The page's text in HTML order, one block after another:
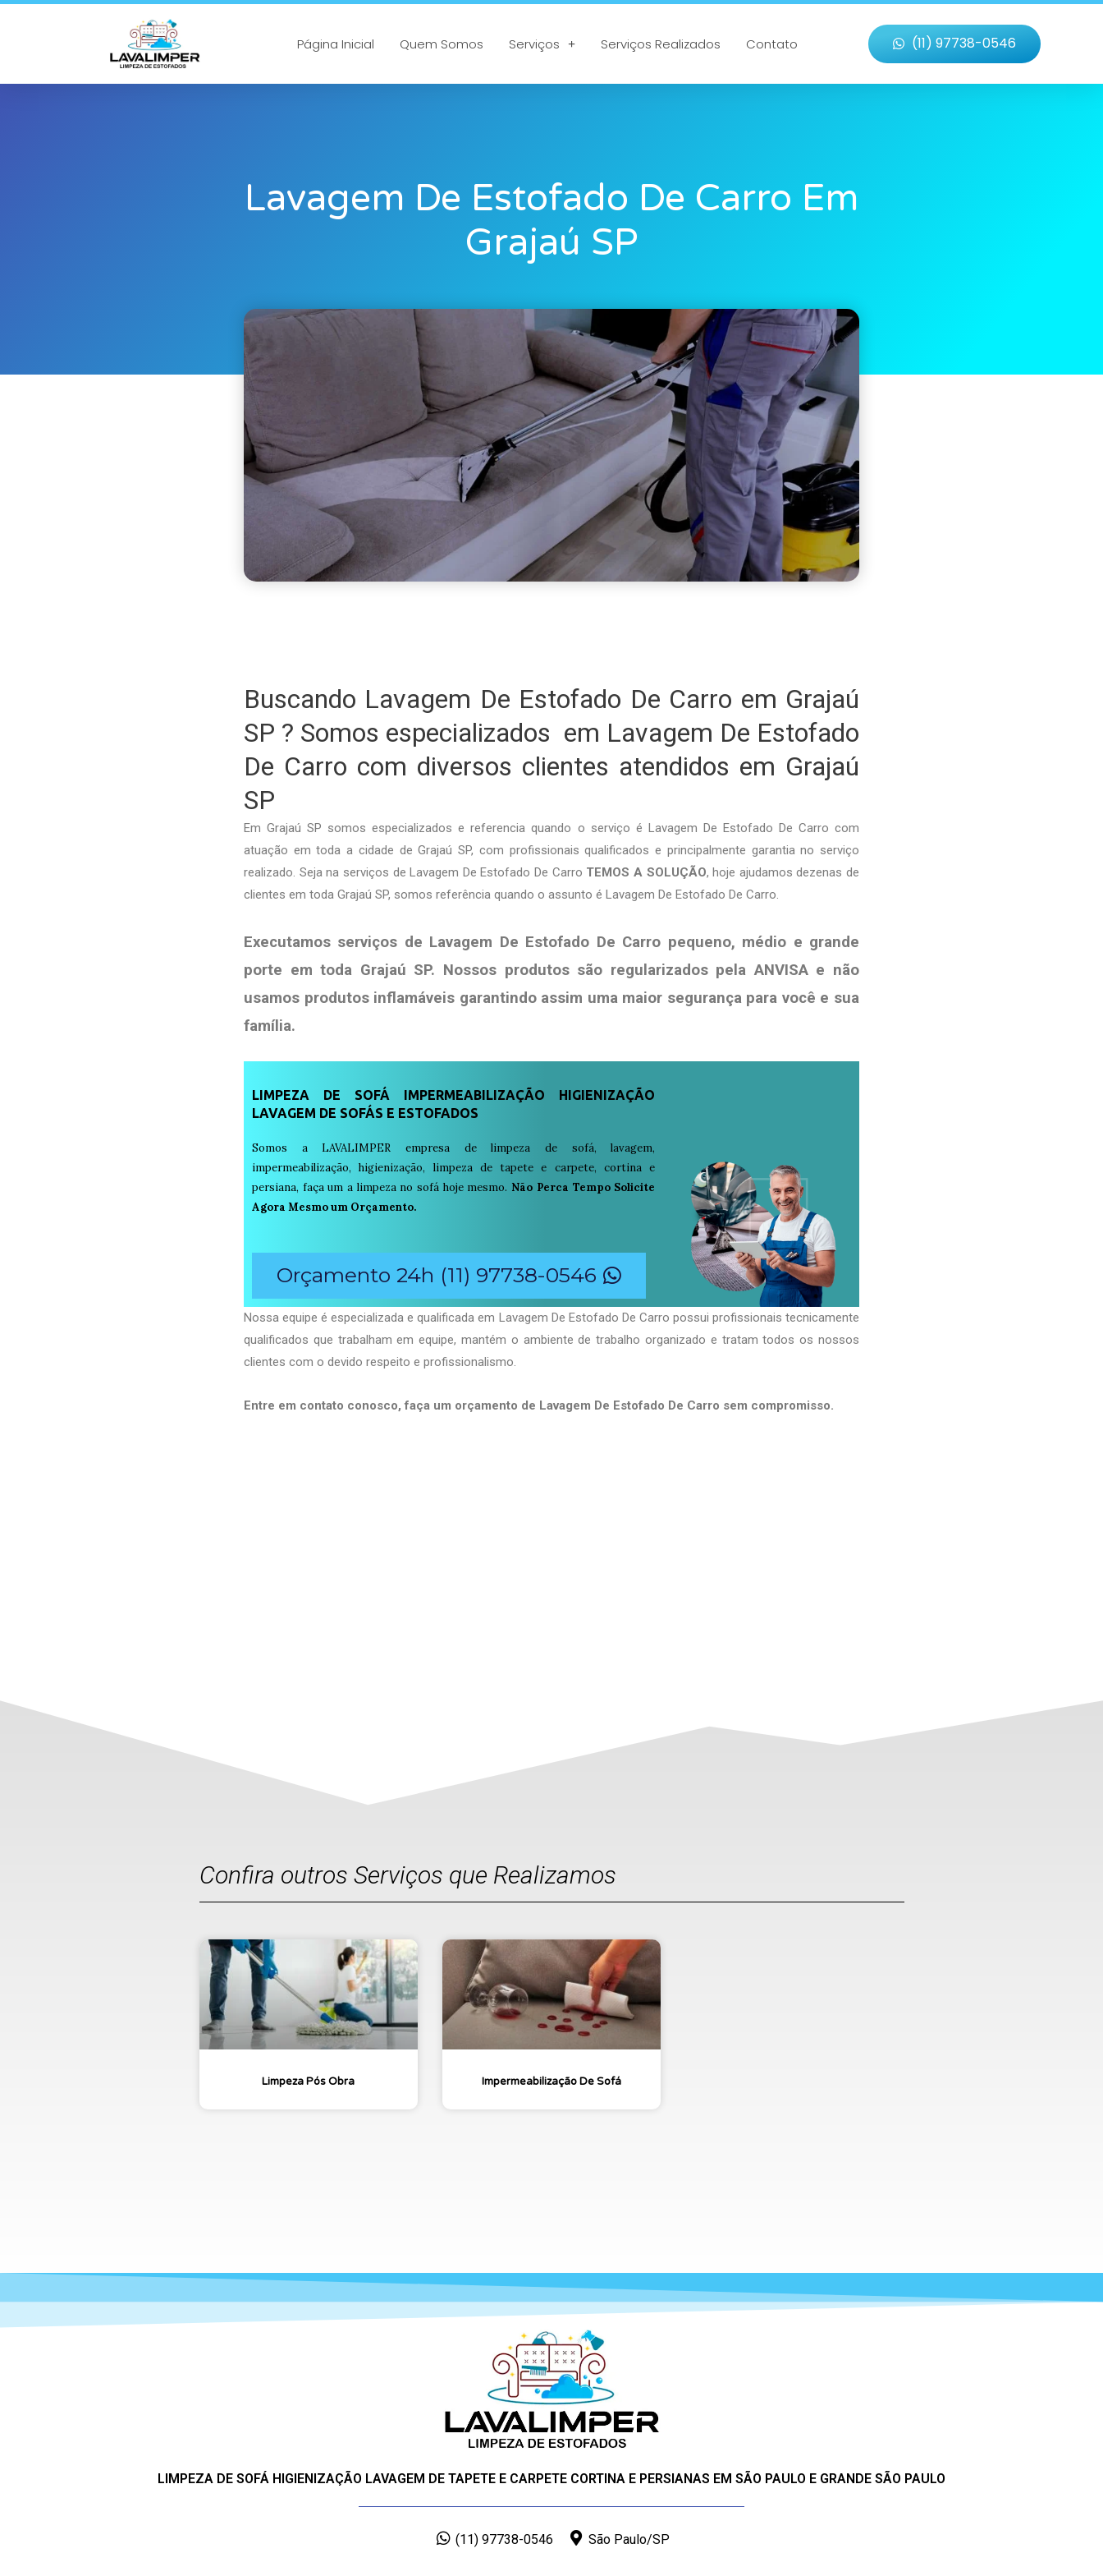
Página Inicial Quem Somos Serviços Serviços Realizados Contato (11) 97738-0546
Lavagem De Estofado De Carro Em
Grajaú SP
Buscando Lavagem De Estofado De Carro em Grajaú
SP ? Somos especializados em Lavagem De Estofado
De Carro com diversos clientes atendidos em Grajaú
SP
Em Grajaú SP somos especializados e referencia quando o serviço é Lavagem De Estofado De Carro com
atuação em toda a cidade de Grajaú SP, com profissionais qualificados e principalmente garantia no serviço
realizado. Seja na serviços de Lavagem De Estofado De Carro TEMOS A SOLUÇÃO, hoje ajudamos dezenas de
clientes em toda Grajaú SP, somos referência quando o assunto é Lavagem De Estofado De Carro.
Executamos serviços de Lavagem De Estofado De Carro pequeno, médio e grande
porte em toda Grajaú SP. Nossos produtos são regularizados pela ANVISA e não
usamos produtos inflamáveis garantindo assim uma maior segurança para você e sua
família.
LIMPEZA DE SOFÁ IMPERMEABILIZAÇÃO HIGIENIZAÇÃO
LAVAGEM DE SOFÁS E ESTOFADOS
Somos a LAVALIMPER empresa de limpeza de sofá, lavagem,
impermeabilização, higienização, limpeza de tapete e carpete, cortina e
persiana, faça um a limpeza no sofá hoje mesmo. Não Perca Tempo Solicite
Agora Mesmo um Orçamento.
Orçamento 24h (11) 97738-0546
Nossa equipe é especializada e qualificada em Lavagem De Estofado De Carro possui profissionais tecnicamente
qualificados que trabalham em equipe, mantém o ambiente de trabalho organizado e tratam todos os nossos
clientes com o devido respeito e profissionalismo.
Entre em contato conosco, faça um orçamento de Lavagem De Estofado De Carro sem compromisso.
Confira outros Serviços que Realizamos
Limpeza Pós Obra Impermeabilização De Sofá
LIMPEZA DE SOFÁ HIGIENIZAÇÃO LAVAGEM DE TAPETE E CARPETE CORTINA E PERSIANAS EM SÃO PAULO E GRANDE SÃO PAULO
(11) 97738-0546 São Paulo/SP